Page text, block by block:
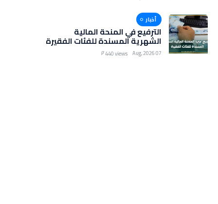
أخبار
الترفيع في المنحة المالية
الشهرية المسندة للفئات الفقيرة
07 Aug, 2026
440 views